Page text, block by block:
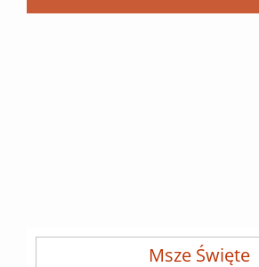
Msze Święte